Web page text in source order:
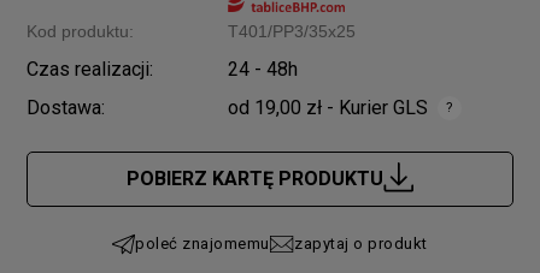
Kod produktu: T401/PP3/35x25
Czas realizacji:
24 - 48h
Dostawa:
od 19,00 zł - Kurier GLS
Cena nie zawiera ewentualnych kosztów płatności
POBIERZ KARTĘ PRODUKTU
poleć znajomemu zapytaj o produkt